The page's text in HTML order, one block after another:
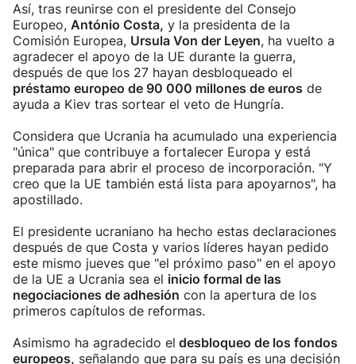
Así, tras reunirse con el presidente del Consejo
Europeo, António Costa, y la presidenta de la
Comisión Europea, Ursula Von der Leyen, ha vuelto a
agradecer el apoyo de la UE durante la guerra,
después de que los 27 hayan desbloqueado el
préstamo europeo de 90 000 millones de euros de
ayuda a Kiev tras sortear el veto de Hungría.
Considera que Ucrania ha acumulado una experiencia
"única" que contribuye a fortalecer Europa y está
preparada para abrir el proceso de incorporación. "Y
creo que la UE también está lista para apoyarnos", ha
apostillado.
El presidente ucraniano ha hecho estas declaraciones
después de que Costa y varios líderes hayan pedido
este mismo jueves que "el próximo paso" en el apoyo
de la UE a Ucrania sea el inicio formal de las
negociaciones de adhesión con la apertura de los
primeros capítulos de reformas.
Asimismo ha agradecido el desbloqueo de los fondos
europeos, señalando que para su país es una decisión